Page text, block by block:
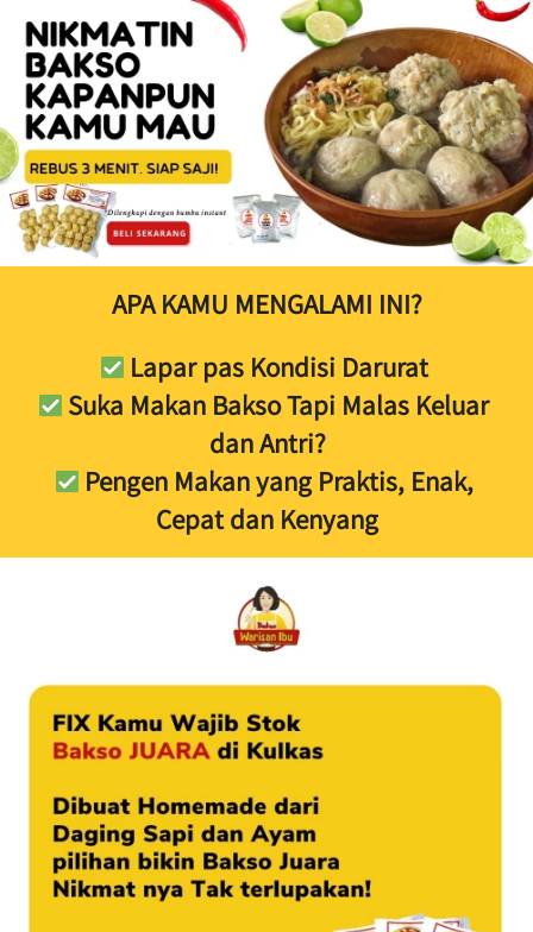
APA KAMU MENGALAMI INI?
Lapar pas Kondisi Darurat
Suka Makan Bakso Tapi Malas Keluar
dan Antri?
Pengen Makan yang Praktis, Enak,
Cepat dan Kenyang